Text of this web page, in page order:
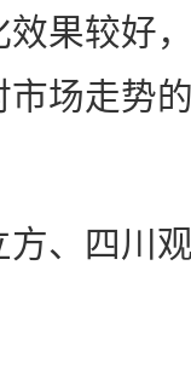
果较好
场走势
方、四川